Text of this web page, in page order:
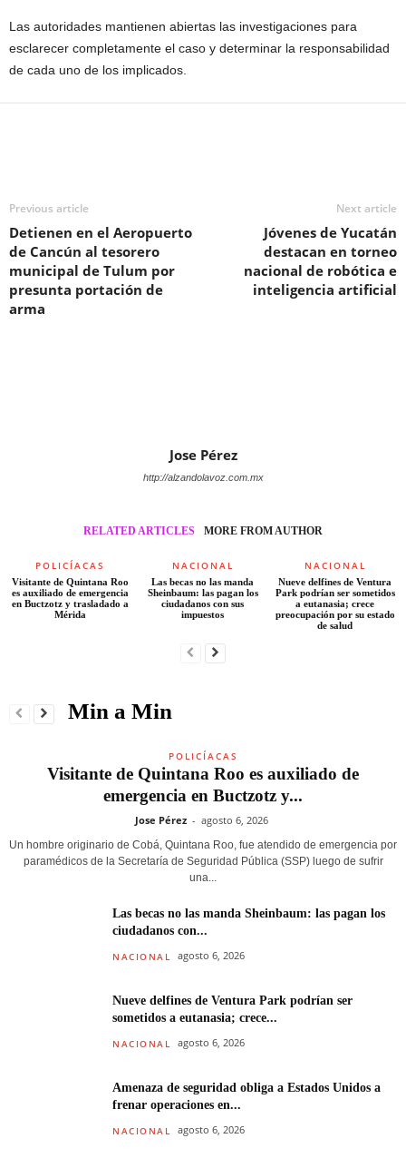
Las autoridades mantienen abiertas las investigaciones para
esclarecer completamente el caso y determinar la responsabilidad
de cada uno de los implicados.
Previous article
Detienen en el Aeropuerto
de Cancún al tesorero
municipal de Tulum por
presunta portación de
arma
Next article
Jóvenes de Yucatán
destacan en torneo
nacional de robótica e
inteligencia artificial
Jose Pérez
http://alzandolavoz.com.mx
RELATED ARTICLES MORE FROM AUTHOR
POLICÍACAS
Visitante de Quintana Roo
es auxiliado de emergencia
en Buctzotz y trasladado a
Mérida
NACIONAL
Las becas no las manda
Sheinbaum: las pagan los
ciudadanos con sus
impuestos
NACIONAL
Nueve delfines de Ventura
Park podrían ser sometidos
a eutanasia; crece
preocupación por su estado
de salud
Min a Min
POLICÍACAS
Visitante de Quintana Roo es auxiliado de
emergencia en Buctzotz y...
Jose Pérez - agosto 6, 2026
Un hombre originario de Cobá, Quintana Roo, fue atendido de emergencia por
paramédicos de la Secretaría de Seguridad Pública (SSP) luego de sufrir
una...
Las becas no las manda Sheinbaum: las pagan los
ciudadanos con...
NACIONAL agosto 6, 2026
Nueve delfines de Ventura Park podrían ser
sometidos a eutanasia; crece...
NACIONAL agosto 6, 2026
Amenaza de seguridad obliga a Estados Unidos a
frenar operaciones en...
NACIONAL agosto 6, 2026